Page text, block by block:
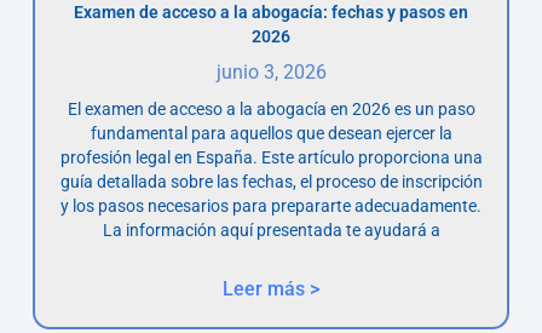
Examen de acceso a la abogacía: fechas y pasos en
2026
junio 3, 2026
El examen de acceso a la abogacía en 2026 es un paso
fundamental para aquellos que desean ejercer la
profesión legal en España. Este artículo proporciona una
guía detallada sobre las fechas, el proceso de inscripción
y los pasos necesarios para prepararte adecuadamente.
La información aquí presentada te ayudará a
Leer más >